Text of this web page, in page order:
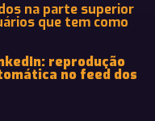
na parte superior
que tem como
reprodução
no feed dos